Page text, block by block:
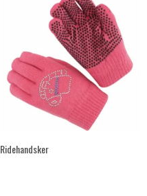
Ridehandsker